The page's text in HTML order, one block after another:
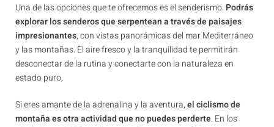
Una de las opciones que te ofrecemos es el senderismo.Podrás
explorar los senderos que serpentean a través de paisajes
impresionantes, con vistas panorámicas del mar Mediterráneo
y las montañas. El aire fresco y la tranquilidad te permitirán
desconectar de la rutina y conectarte con la naturaleza en
estado puro.
Si eres amante de la adrenalina y la aventura,el ciclismo de
montaña es otra actividad que no puedes perderte. En los